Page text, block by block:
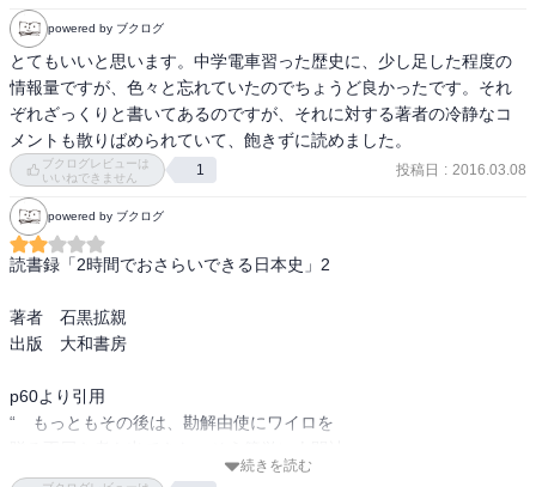
壇ノ浦の戦い
・５代綱吉：講師を祀る湯島聖堂を立て儒学を奨励
・戦争で死んだ日本軍人は天皇（現人神）のために命をなげうった
者として、靖国神社に祀られた
powered by ブクログ
とてもいいと思います。中学電車習った歴史に、少し足した程度の
情報量ですが、色々と忘れていたのでちょうど良かったです。それ
ぞれざっくりと書いてあるのですが、それに対する著者の冷静なコ
メントも散りばめられていて、飽きずに読めました。
ブクログレビューは
いいねできません
1 投稿日 : 2016.03.08
powered by ブクログ
読書録「2時間でおさらいできる日本史」2
著者　石黒拡親
出版　大和書房
p60より引用
“　もっともその後は、勘解由使にワイロを
会からワイロはなくならないのだ。”
続きを読む